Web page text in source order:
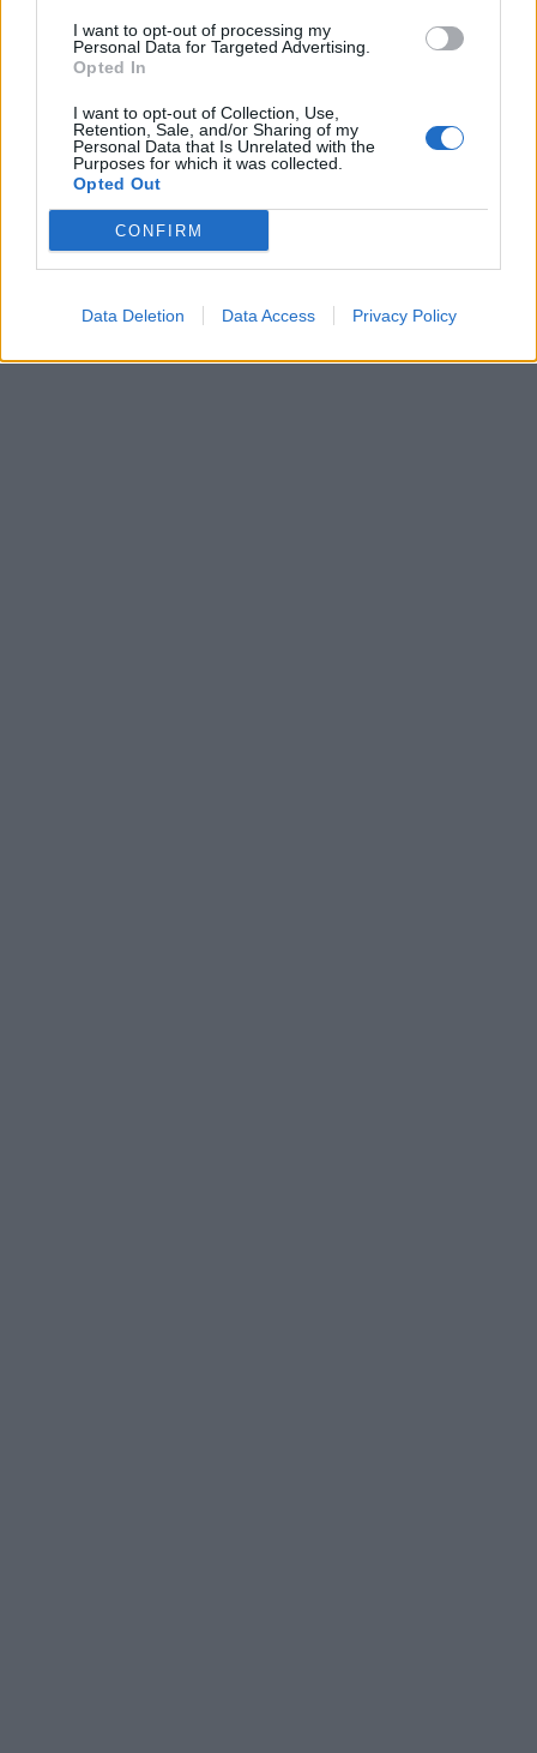
I want to opt-out of processing my
Personal Data for Targeted Advertising.
Opted In
I want to opt-out of Collection, Use,
Retention, Sale, and/or Sharing of my
Personal Data that Is Unrelated with the
Purposes for which it was collected.
Opted Out
CONFIRM
Data Deletion Data Access Privacy Policy